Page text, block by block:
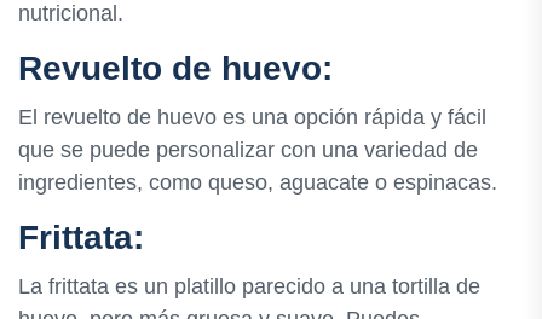
nutricional.
Revuelto de huevo:
El revuelto de huevo es una opción rápida y fácil
que se puede personalizar con una variedad de
ingredientes, como queso, aguacate o espinacas.
Frittata:
La frittata es un platillo parecido a una tortilla de